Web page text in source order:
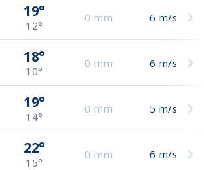
19°
12°
0 mm 6 m/s
18°
10°
0 mm 6 m/s
19°
14°
0 mm 5 m/s
22°
15°
0 mm 6 m/s